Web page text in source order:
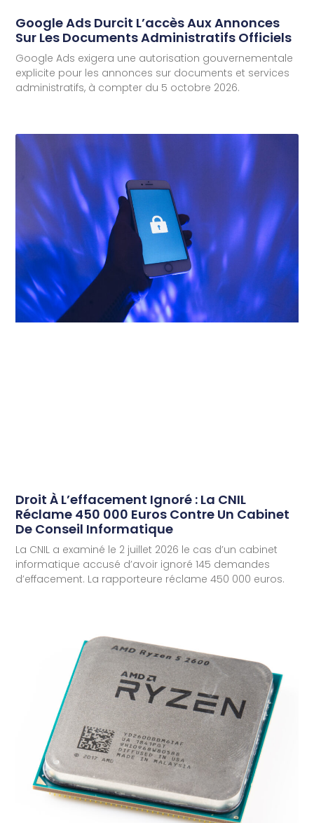
Google Ads Durcit L’accès Aux Annonces
Sur Les Documents Administratifs Officiels
Google Ads exigera une autorisation gouvernementale
explicite pour les annonces sur documents et services
administratifs, à compter du 5 octobre 2026.
Droit À L’effacement Ignoré : La CNIL
Réclame 450 000 Euros Contre Un Cabinet
De Conseil Informatique
La CNIL a examiné le 2 juillet 2026 le cas d’un cabinet
informatique accusé d’avoir ignoré 145 demandes
d’effacement. La rapporteure réclame 450 000 euros.